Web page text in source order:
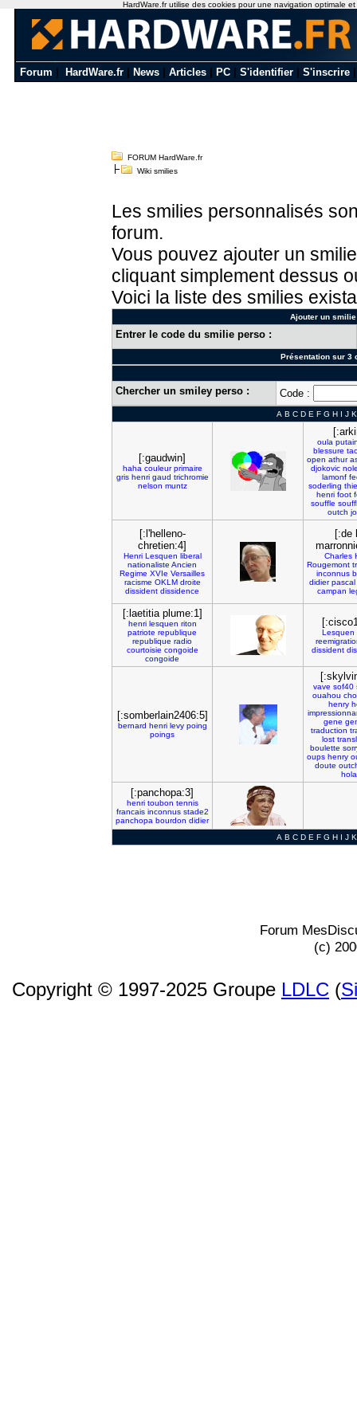
Forum HardWare.fr News Articles PC S'identifier S'inscrire
FORUM HardWare.fr
Wiki smilies
Les smilies personnalisés
forum.
Vous pouvez ajouter un
cliquant simplement dessus
Voici la liste des smilies
Ajouter un
Entrer le code du smilie perso :
Présentation sur 3
Chercher un smiley perso : Code :
A B C D E F G H I J K
[:gaudwin]
haha couleur primaire
gris henri gaud trichromie
nelson muntz
oula
blessure
open athur
djokovic
lamonf
soderling
henri foot
souffle
outch
[:l'helleno-
chretien:4]
Henri Lesquen liberal
nationaliste Ancien
Regime XVIe Versailles
racisme OKLM droite
dissident dissidence
[:de
Charles
Rougemont
inconnus
didier pascal
campan
[:laetitia plume:1]
henri lesquen riton
patriote republique
republique radio
courtoisie congoide
congoide
Lesquen
dissident
[:somberlain2406:5]
bernard henri levy poing
poings
vave sof40
ouahou
henry
gene
traduction
lost
boulette
oups henry
doute
hola
[:panchopa:3]
henri toubon tennis
francais inconnus stade2
panchopa bourdon didier
A B C D E F G H I J K
Forum
(c)
Copyright © 1997-2025 Groupe LDLC (
HardWare.fr utilise des cookies pour une navigation optimale